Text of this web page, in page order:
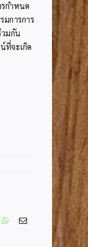
กำหนด
การการ
มกัน
ที่จะเกิด
WhatsApp
Email